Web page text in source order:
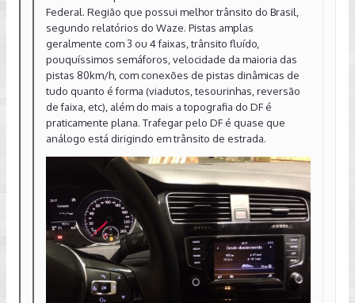
Federal. Região que possui melhor trânsito do Brasil,
segundo relatórios do Waze. Pistas amplas
geralmente com 3 ou 4 faixas, trânsito fluído,
pouquíssimos semáforos, velocidade da maioria das
pistas 80km/h, com conexões de pistas dinâmicas de
tudo quanto é forma (viadutos, tesourinhas, reversão
de faixa, etc), além do mais a topografia do DF é
praticamente plana. Trafegar pelo DF é quase que
análogo está dirigindo em trânsito de estrada.